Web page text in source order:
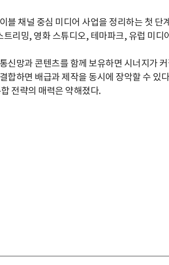
블 채널 중심 미디어 사업을 정리하는 첫
트리밍, 영화 스튜디오, 테마파크, 유럽 미
신망과 콘텐츠를 함께 보유하면 시너지가
합하면 배급과 제작을 동시에 장악할 수 있
전략의 매력은 약해졌다.